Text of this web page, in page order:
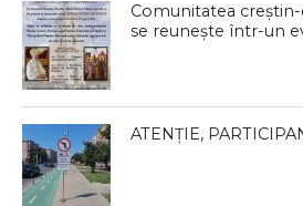
Comunitatea
se reunește într-un
ATENȚIE,